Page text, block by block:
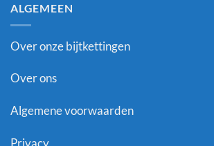
ALGEMEEN
Over onze bijtkettingen
Over ons
Algemene voorwaarden
Privacy